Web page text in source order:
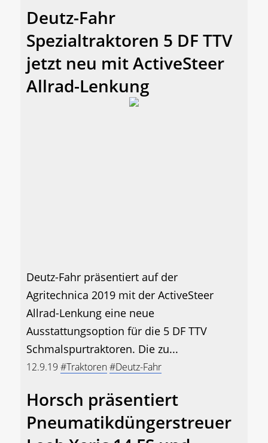
Deutz-Fahr
Spezialtraktoren 5 DF TTV
jetzt neu mit ActiveSteer
Allrad-Lenkung
Deutz-Fahr präsentiert auf der
Agritechnica 2019 mit der ActiveSteer
Allrad-Lenkung eine neue
Ausstattungsoption für die 5 DF TTV
Schmalspurtraktoren. Die zu...
12.9.19 #Traktoren#Deutz-Fahr
Horsch präsentiert
Pneumatikdüngerstreuer